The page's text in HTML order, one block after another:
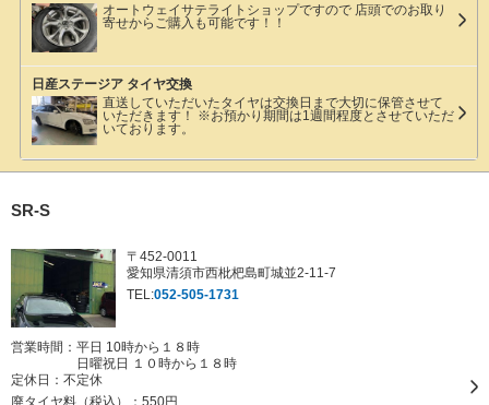
オートウェイサテライトショップですので 店頭でのお取り
寄せからご購入も可能です！！
日産ステージア タイヤ交換
直送していただいたタイヤは交換日まで大切に保管させて
いただきます！ ※お預かり期間は1週間程度とさせていただ
いております。
SR-S
〒452-0011
愛知県清須市西枇杷島町城並2-11-7
TEL:052-505-1731
営業時間：平日 10時から１８時
日曜祝日 １０時から１８時
定休日： 不定休
廃タイヤ料（税込）： 550円